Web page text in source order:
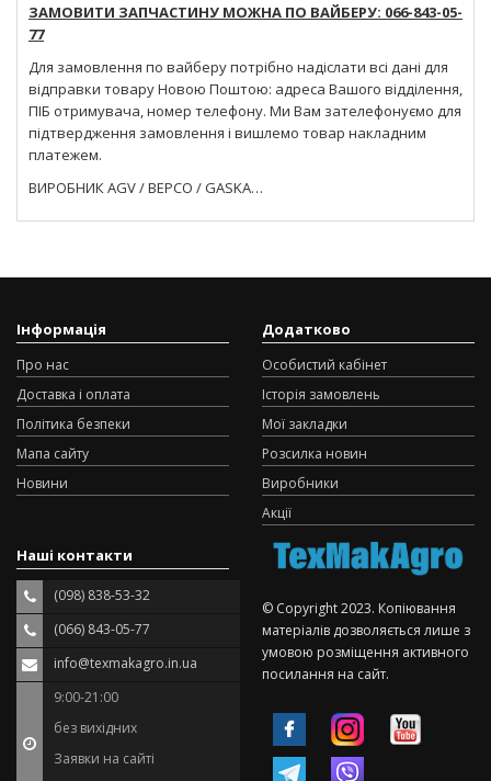
ЗАМОВИТИ ЗАПЧАСТИНУ МОЖНА ПО ВАЙБЕРУ: 066-843-05-
77
Для замовлення по вайберу потрібно надіслати всі дані для
відправки товару Новою Поштою: адреса Вашого відділення,
ПІБ отримувача, номер телефону. Ми Вам зателефонуємо для
підтвердження замовлення і вишлемо товар накладним
платежем.
ВИРОБНИК AGV / BEPCO / GASKA…
Інформація
Про нас
Доставка і оплата
Політика безпеки
Мапа сайту
Новини
Додатково
Особистий кабінет
Історія замовлень
Мої закладки
Розсилка новин
Виробники
Акції
Наші контакти
(098) 838-53-32
(066) 843-05-77
info@texmakagro.in.ua
9:00-21:00
без вихідних
Заявки на сайті
© Copyright 2023. Копіювання
матеріалів дозволяється лише з
умовою розміщення активного
посилання на сайт.